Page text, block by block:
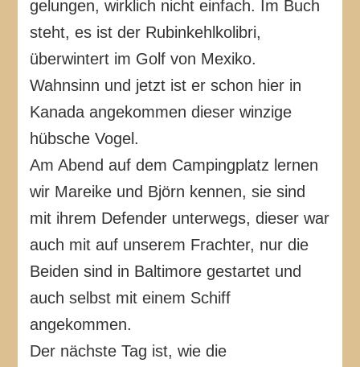
gelungen, wirklich nicht einfach. Im Buch
steht, es ist der Rubinkehlkolibri,
überwintert im Golf von Mexiko.
Wahnsinn und jetzt ist er schon hier in
Kanada angekommen dieser winzige
hübsche Vogel.
Am Abend auf dem Campingplatz lernen
wir Mareike und Björn kennen, sie sind
mit ihrem Defender unterwegs, dieser war
auch mit auf unserem Frachter, nur die
Beiden sind in Baltimore gestartet und
auch selbst mit einem Schiff
angekommen.
Der nächste Tag ist, wie die